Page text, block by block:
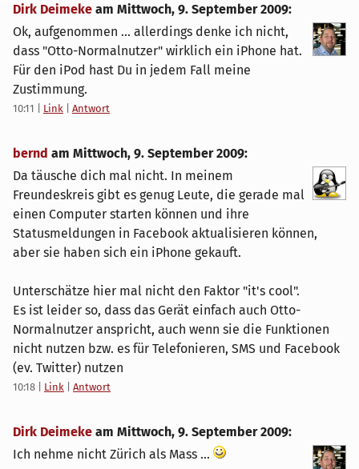
Dirk Deimeke am Mittwoch, 9. September 2009:
Ok, aufgenommen ... allerdings denke ich nicht,
dass "Otto-Normalnutzer" wirklich ein iPhone hat.
Für den iPod hast Du in jedem Fall meine
Zustimmung.
10:11 Link Antwort
bernd am Mittwoch, 9. September 2009:
Da täusche dich mal nicht. In meinem
Freundeskreis gibt es genug Leute, die gerade mal
einen Computer starten können und ihre
Statusmeldungen in Facebook aktualisieren können,
aber sie haben sich ein iPhone gekauft.
Unterschätze hier mal nicht den Faktor "it's cool".
Es ist leider so, dass das Gerät einfach auch Otto-
Normalnutzer anspricht, auch wenn sie die Funktionen
nicht nutzen bzw. es für Telefonieren, SMS und Facebook
(ev. Twitter) nutzen
10:18 Link Antwort
Dirk Deimeke am Mittwoch, 9. September 2009:
Ich nehme nicht Zürich als Mass ...